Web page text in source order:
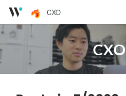
CXO
CXO